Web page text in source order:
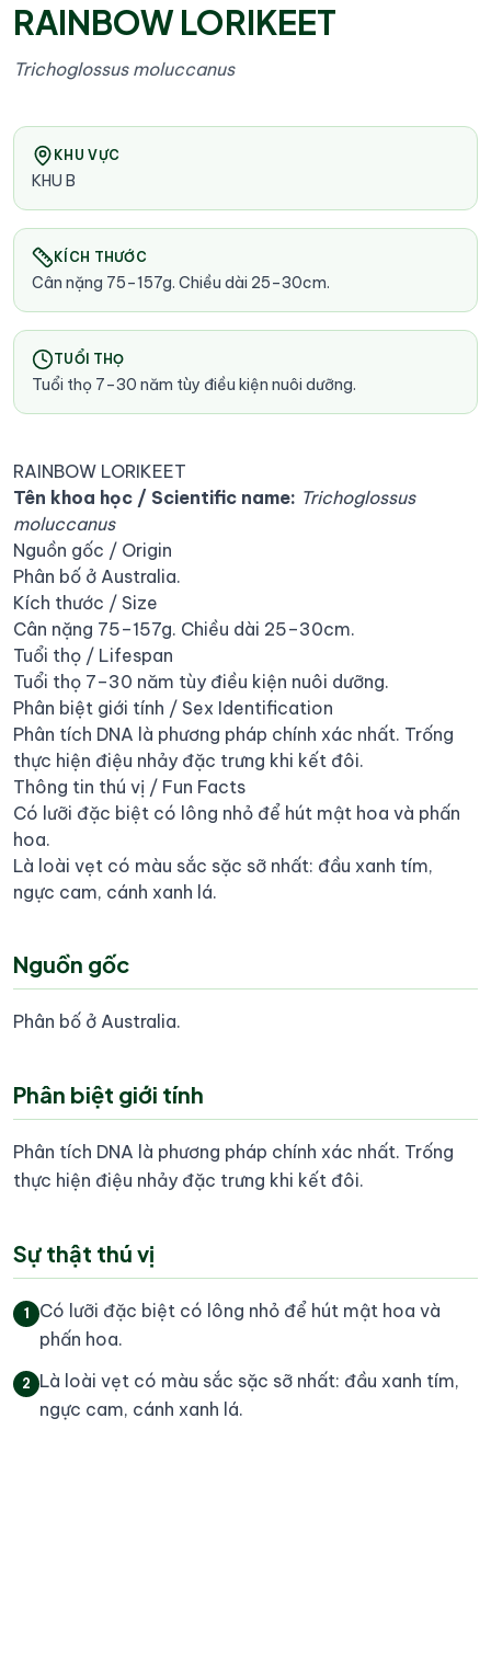
RAINBOW LORIKEET
Trichoglossus moluccanus
KHU VỰC
KHU B
KÍCH THƯỚC
Cân nặng 75–157g. Chiều dài 25–30cm.
TUỔI THỌ
Tuổi thọ 7–30 năm tùy điều kiện nuôi dưỡng.
RAINBOW LORIKEET
Tên khoa học / Scientific name: Trichoglossus
moluccanus
Nguồn gốc / Origin
Phân bố ở Australia.
Kích thước / Size
Cân nặng 75–157g. Chiều dài 25–30cm.
Tuổi thọ / Lifespan
Tuổi thọ 7–30 năm tùy điều kiện nuôi dưỡng.
Phân biệt giới tính / Sex Identification
Phân tích DNA là phương pháp chính xác nhất. Trống
thực hiện điệu nhảy đặc trưng khi kết đôi.
Thông tin thú vị / Fun Facts
Có lưỡi đặc biệt có lông nhỏ để hút mật hoa và phấn
hoa.
Là loài vẹt có màu sắc sặc sỡ nhất: đầu xanh tím,
ngực cam, cánh xanh lá.
Nguồn gốc
Phân bố ở Australia.
Phân biệt giới tính
Phân tích DNA là phương pháp chính xác nhất. Trống
thực hiện điệu nhảy đặc trưng khi kết đôi.
Sự thật thú vị
1
Có lưỡi đặc biệt có lông nhỏ để hút mật hoa và
phấn hoa.
2
Là loài vẹt có màu sắc sặc sỡ nhất: đầu xanh tím,
ngực cam, cánh xanh lá.